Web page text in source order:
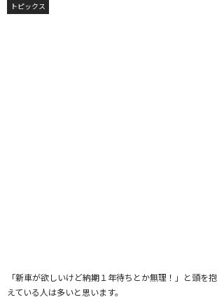
トピックス
「新車が欲しいけど納期１年待ちとか無理！」と頭を抱
えている人は多いと思います。